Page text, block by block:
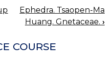
Ephedra. Tsaopen-Ma
Huang. Gnetaceae. ›
COURSE